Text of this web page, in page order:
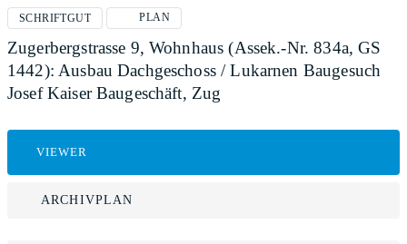
SCHRIFTGUT PLAN
Zugerbergstrasse 9, Wohnhaus (Assek.-Nr. 834a, GS
1442): Ausbau Dachgeschoss / Lukarnen Baugesuch
Josef Kaiser Baugeschäft, Zug
VIEWER
ARCHIVPLAN